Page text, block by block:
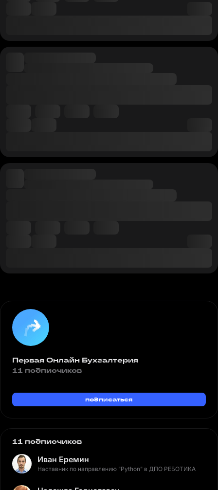
Первая Онлайн Бухгалтерия
11 подписчиков
подписаться
11 подписчиков
Иван Еремин
Наставник по направлению "Python" в ДПО РЕБОТИКА